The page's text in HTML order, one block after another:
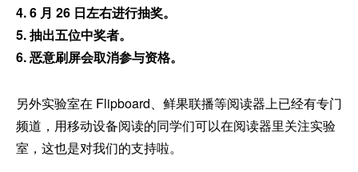
4. 6 月 26 日左右进行抽奖。
5. 抽出五位中奖者。
6. 恶意刷屏会取消参与资格。
另外实验室在 Flipboard、鲜果联播等阅读器上已经有专门
频道，用移动设备阅读的同学们可以在阅读器里关注实验
室，这也是对我们的支持啦。